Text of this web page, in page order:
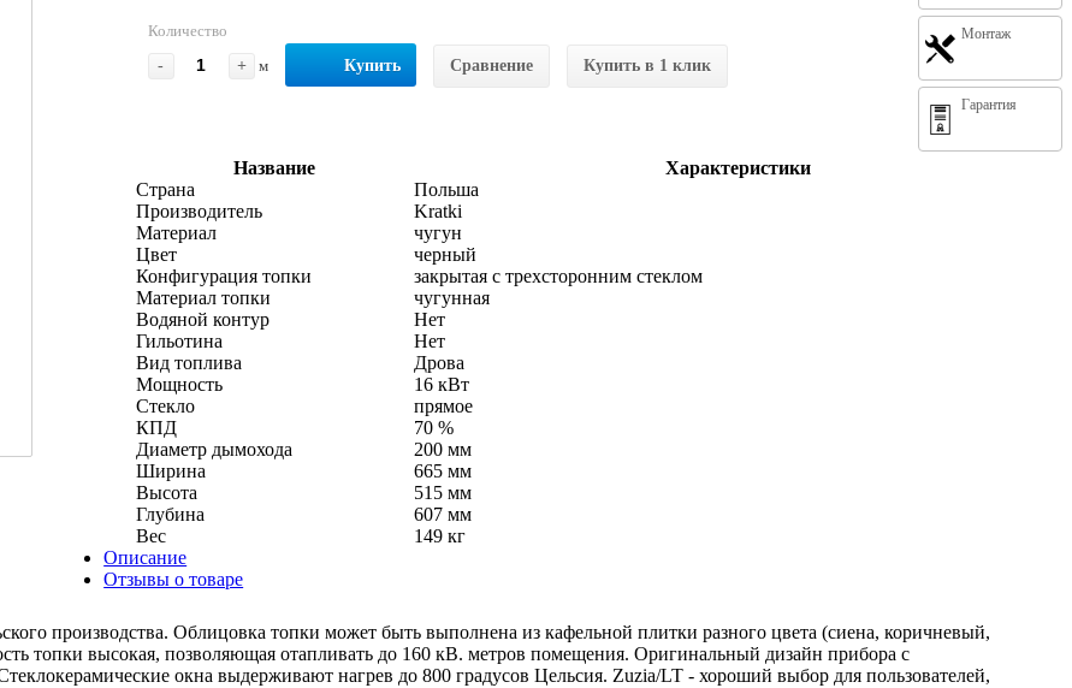
Монтаж
Гарантия
Количество
-
+ м Купить Сравнение Купить в 1 клик
Название
Характеристики
Страна
Польша
Производитель
Kratki
Материал
чугун
Цвет
черный
Конфигурация топки
закрытая с трехсторонним стеклом
Материал топки
чугунная
Водяной контур
Нет
Гильотина
Нет
Вид топлива
Дрова
Мощность
16 кВт
Стекло
прямое
КПД
70 %
Диаметр дымохода
200 мм
Ширина
665 мм
Высота
515 мм
Глубина
607 мм
Вес
149 кг
Описание
Отзывы о товаре
производства. Облицовка топки может быть выполнена из кафельной плитки разного цвета (сиена, коричневый,
топки высокая, позволяющая отапливать до 160 кВ. метров помещения. Оригинальный дизайн прибора с
окна выдерживают нагрев до 800 градусов Цельсия. Zuzia/LT - хороший выбор для пользователей,